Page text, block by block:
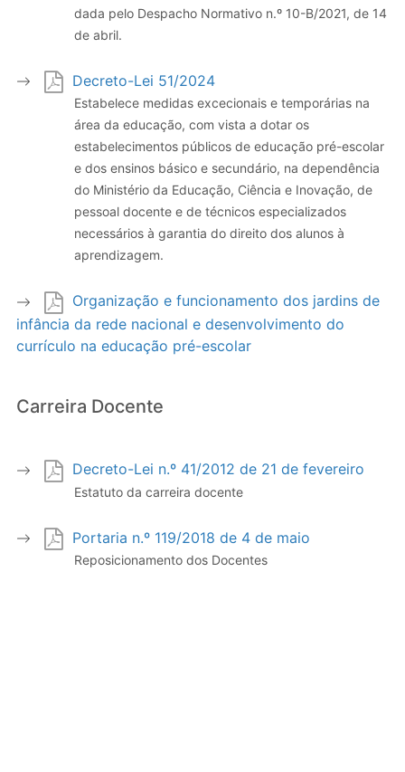
dada pelo Despacho Normativo n.º 10-B/2021, de 14
de abril.
Decreto-Lei 51/2024
Estabelece medidas excecionais e temporárias na
área da educação, com vista a dotar os
estabelecimentos públicos de educação pré-escolar
e dos ensinos básico e secundário, na dependência
do Ministério da Educação, Ciência e Inovação, de
pessoal docente e de técnicos especializados
necessários à garantia do direito dos alunos à
aprendizagem.
Organização e funcionamento dos jardins de
infância da rede nacional e desenvolvimento do
currículo na educação pré-escolar
Carreira Docente
Decreto-Lei n.º 41/2012 de 21 de fevereiro
Estatuto da carreira docente
Portaria n.º 119/2018 de 4 de maio
Reposicionamento dos Docentes